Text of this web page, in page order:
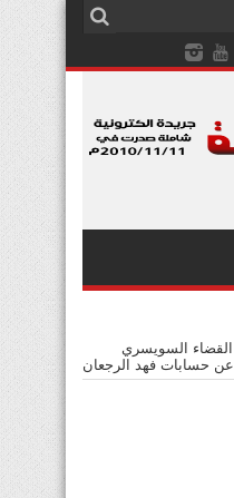
القضاء السويسري
عن حسابات فهد الرجعان